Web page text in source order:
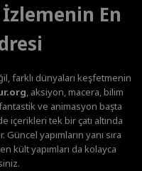
En
farklı dünyaları keşfetmenin
, aksiyon, macera, bilim
ve animasyon başta
içerikleri tek bir çatı altında
yapımların yanı sıra
kült yapımları da kolayca